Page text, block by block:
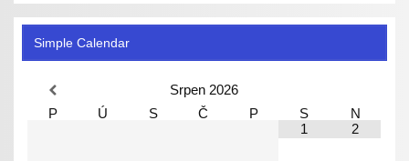
Simple Calendar
Srpen 2026
P
Ú S Č P S
N
1
2